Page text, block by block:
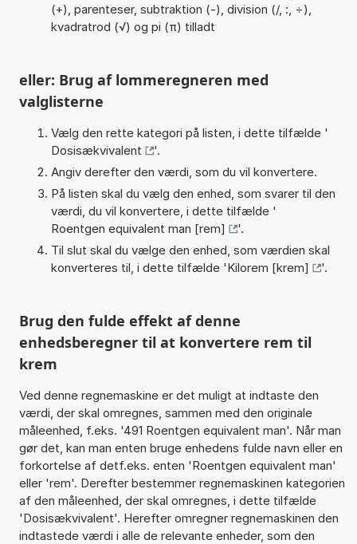
(+), parenteser, subtraktion (-), division (/, :, ÷),
kvadratrod (√) og pi (π) tilladt
eller: Brug af lommeregneren med
valglisterne
Vælg den rette kategori på listen, i dette tilfælde '
Dosisækvivalent
'.
Angiv derefter den værdi, som du vil konvertere.
På listen skal du vælg den enhed, som svarer til den
værdi, du vil konvertere, i dette tilfælde '
Roentgen equivalent man [rem]
'.
Til slut skal du vælge den enhed, som værdien skal
konverteres til, i dette tilfælde 'Kilorem [krem] '.
Brug den fulde effekt af denne
enhedsberegner til at konvertere rem til
krem
Ved denne regnemaskine er det muligt at indtaste den
værdi, der skal omregnes, sammen med den originale
måleenhed, f.eks. '491 Roentgen equivalent man'. Når man
gør det, kan man enten bruge enhedens fulde navn eller en
forkortelse af detf.eks. enten 'Roentgen equivalent man'
eller 'rem'. Derefter bestemmer regnemaskinen kategorien
af den måleenhed, der skal omregnes, i dette tilfælde
'Dosisækvivalent'. Herefter omregner regnemaskinen den
indtastede værdi i alle de relevante enheder, som den